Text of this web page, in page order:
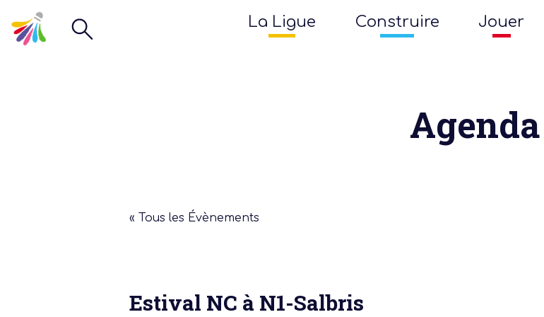
La Ligue Construire Jouer
Agenda
« Tous les Évènements
Estival NC à N1-Salbris